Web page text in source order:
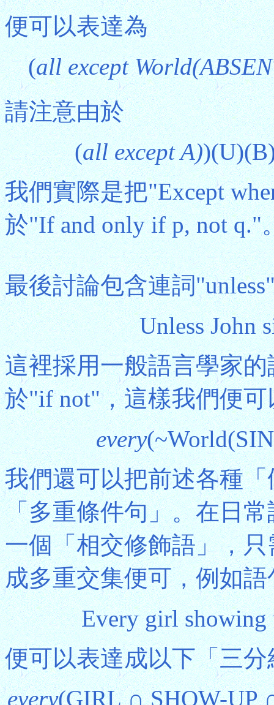
便可以表達為
(all except
請注意由於
(all except A)
我們實際是把"Except
於"If and only if p, not q."
最後討論包含連詞
Unless John
這裡採用一般語言學家
於"if not"，這樣我們便
every
我們還可以把前述各種
「多重條件句」。在日
一個「相交修飾語」，
成多重交集便可，例如語
Every girl showing
便可以表達成以下「三
every(GIRL ∩ SHOW-